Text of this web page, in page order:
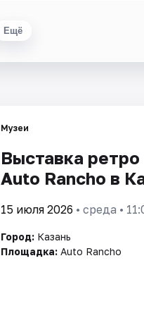
Ещё
Музеи
Выставка
Auto Rancho в
15 июля 2026 • среда •
Город: Казань
Площадка: Auto Rancho